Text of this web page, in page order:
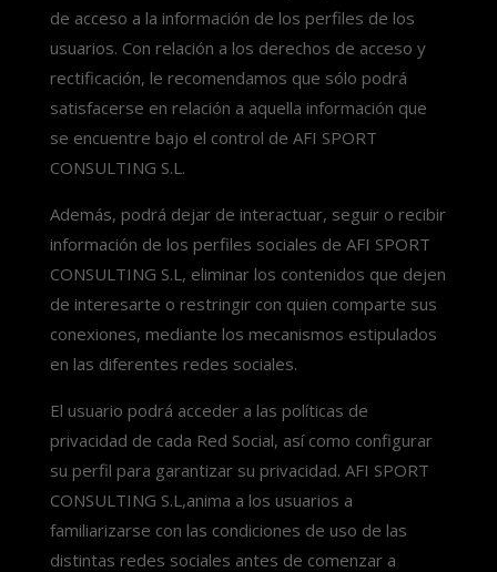
de acceso a la información de los perfiles de los
usuarios. Con relación a los derechos de acceso y
rectificación, le recomendamos que sólo podrá
satisfacerse en relación a aquella información que
se encuentre bajo el control de AFI SPORT
CONSULTING S.L.
Además, podrá dejar de interactuar, seguir o recibir
información de los perfiles sociales de AFI SPORT
CONSULTING S.L, eliminar los contenidos que dejen
de interesarte o restringir con quien comparte sus
conexiones, mediante los mecanismos estipulados
en las diferentes redes sociales.
El usuario podrá acceder a las políticas de
privacidad de cada Red Social, así como configurar
su perfil para garantizar su privacidad. AFI SPORT
CONSULTING S.L,anima a los usuarios a
familiarizarse con las condiciones de uso de las
distintas redes sociales antes de comenzar a